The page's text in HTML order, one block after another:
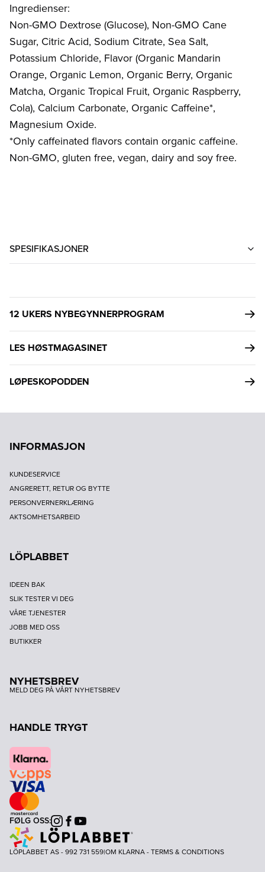
Ingredienser:
Non-GMO Dextrose (Glucose), Non-GMO Cane
Sugar, Citric Acid, Sodium Citrate, Sea Salt,
Potassium Chloride, Flavor (Organic Mandarin
Orange, Organic Lemon, Organic Berry, Organic
Matcha, Organic Tropical Fruit, Organic Raspberry,
Cola), Calcium Carbonate, Organic Caffeine*,
Magnesium Oxide.
*Only caffeinated flavors contain organic caffeine.
Non-GMO, gluten free, vegan, dairy and soy free.
SPESIFIKASJONER
12 UKERS NYBEGYNNERPROGRAM
LES HØSTMAGASINET
LØPESKOPODDEN
INFORMASJON
KUNDESERVICE
ANGRERETT, RETUR OG BYTTE
PERSONVERNERKLÆRING
AKTSOMHETSARBEID
LÖPLABBET
IDEEN BAK
SLIK TESTER VI DEG
VÅRE TJENESTER
JOBB MED OSS
BUTIKKER
NYHETSBREV
MELD DEG PÅ VÅRT NYHETSBREV
HANDLE TRYGT
FØLG OSS:Instagram
Facebook
Youtube
LÖPLABBET AS - 992 731 559|OM KLARNA-TERMS & CONDITIONS